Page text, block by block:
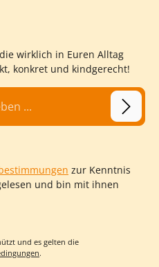
x 1,7 x 2,2 m Der
bezeichnet,ist die
springen oder fallen
Spielgerätendürfen sich
dynamische Geräte wie
oder Seilbahnen.Natürlich
wirklich in Euren Alltag
konkret und kindgerecht!
zur Kenntnis
und bin mit ihnen
und es gelten die
.